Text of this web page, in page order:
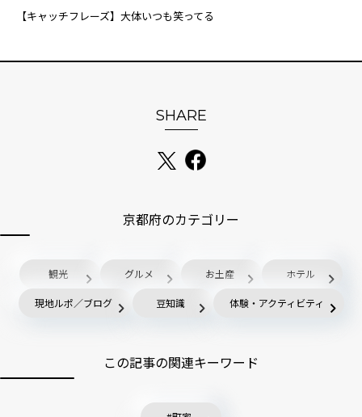
【キャッチフレーズ】大体いつも笑ってる
SHARE
京都府のカテゴリー
観光 グルメ お土産 ホテル
現地ルポ／ブログ 豆知識 体験・アクティビティ
この記事の関連キーワード